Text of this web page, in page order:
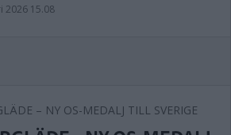
2026 15.08